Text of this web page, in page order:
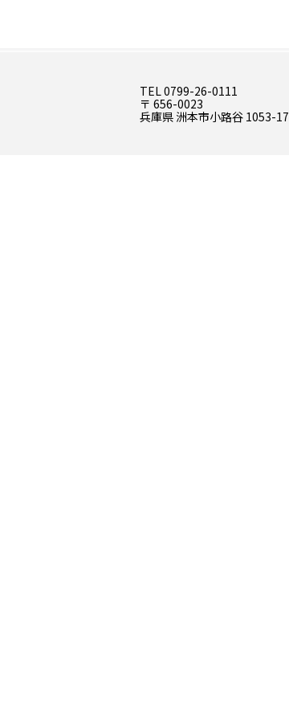
TEL 0799-26-0111
〒 656-0023
兵庫県 洲本市小路谷 1053-17